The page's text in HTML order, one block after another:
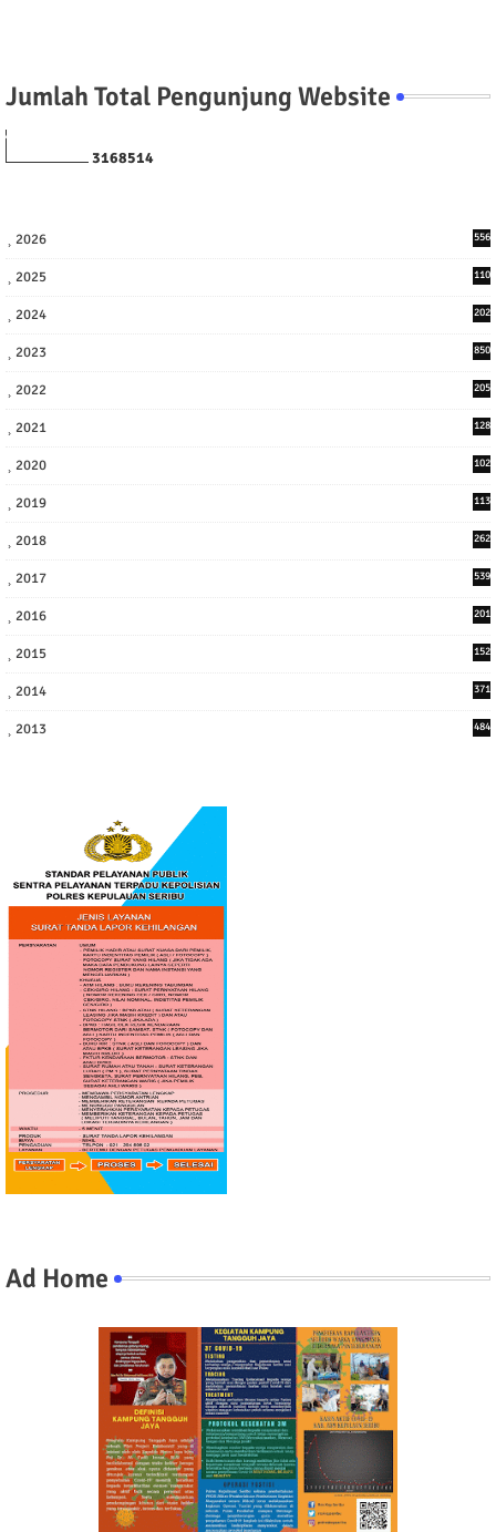
Jumlah Total Pengunjung Website
3168514
2026 556
2025
110
2024
202
2023 850
2022
205
2021
128
2020
102
2019
113
2018
262
2017
539
2016
201
2015 152
2014 371
2013 484
Ad Home